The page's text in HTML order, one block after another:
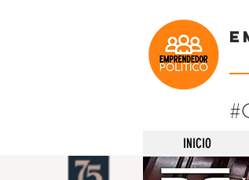
INICIO